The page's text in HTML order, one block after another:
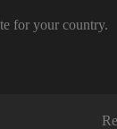
for your country.